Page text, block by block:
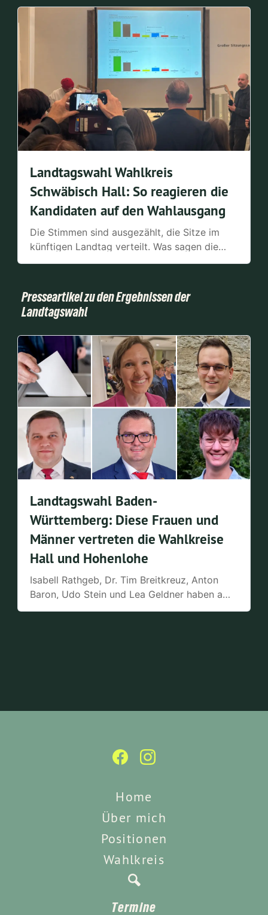
Landtagswahl Wahlkreis
Schwäbisch Hall: So reagieren die
Kandidaten auf den Wahlausgang
Die Stimmen sind ausgezählt, die Sitze im
künftigen Landtag verteilt. Was sagen die
Kandidatinnen und Kandidaten im Wahlkreis
Presseartikel zu den Ergebnissen der
Landtagswahl
Landtagswahl Baden-
Württemberg: Diese Frauen und
Männer vertreten die Wahlkreise
Hall und Hohenlohe
Isabell Rathgeb, Dr. Tim Breitkreuz, Anton
Baron, Udo Stein und Lea Geldner haben am
Sonntag den Sprung in den Landtag
Home
Über mich
Positionen
Wahlkreis
Termine